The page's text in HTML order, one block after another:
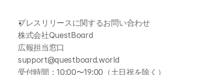
プレスリリースに関するお問い合わせ
株式会社QuestBoard
広報担当窓口
support@questboard.world
受付時間：10:00〜19:00（土日祝を除く）